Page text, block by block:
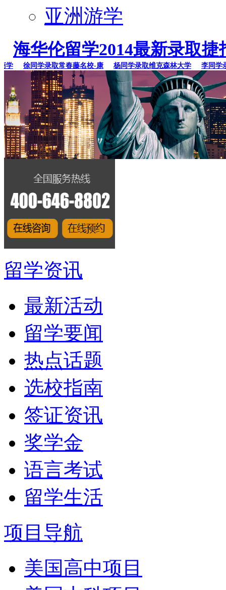
亚洲游学
海华伦留学2014最新录取捷
徐同学录取常春藤名校-康 杨同学录取维克森林大学 李同学录取
留学资讯
最新活动
留学要闻
热点话题
选校指南
签证资讯
奖学金
语言考试
留学生活
项目导航
美国高中项目